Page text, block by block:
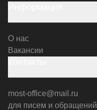
О нас
Вакансии
most-office@mail.ru
для писем и обращений